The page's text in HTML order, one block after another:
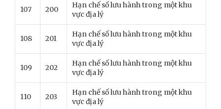
107 200
Hạn chế số lưu hành trong một khu
vực địa lý
108 201
Hạn chế số lưu hành trong một khu
vực địa lý
109 202
Hạn chế số lưu hành trong một khu
vực địa lý
110 203
Hạn chế số lưu hành trong một khu
vực địa lý